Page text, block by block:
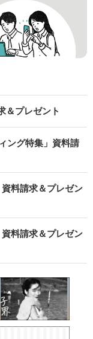
＆プレゼント
ング特集」資料請
料請求＆プレゼン
料請求＆プレゼン